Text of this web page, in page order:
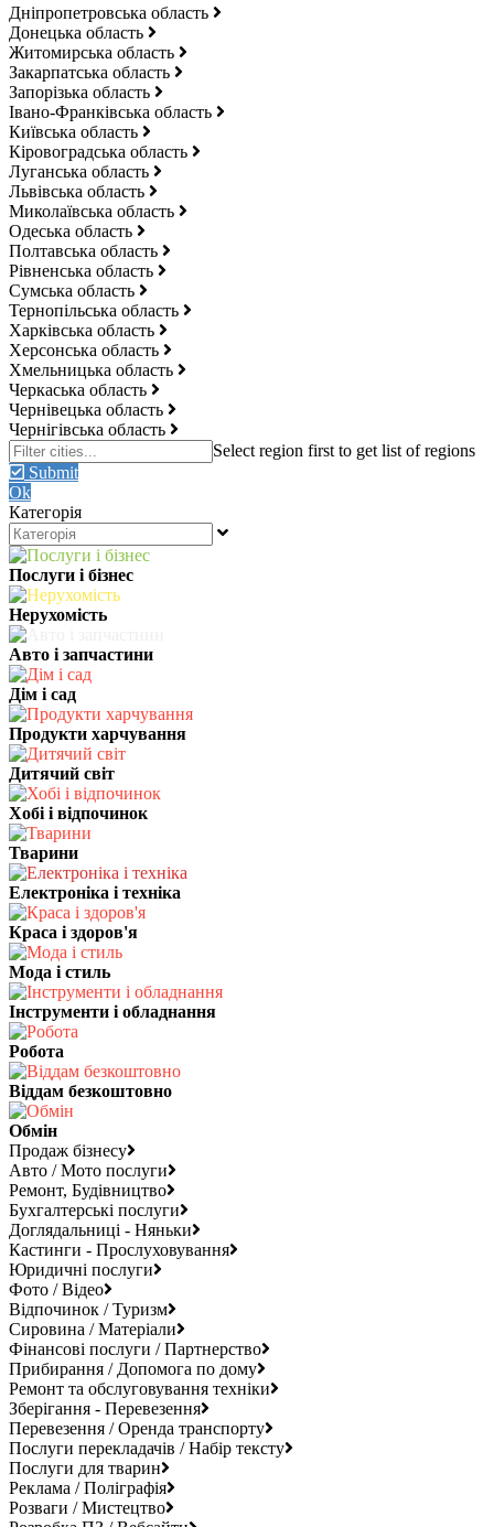
Дніпропетровська область
Донецька область
Житомирська область
Закарпатська область
Запорізька область
Івано-Франківська область
Київська область
Кіровоградська область
Луганська область
Львівська область
Миколаївська область
Одеська область
Полтавська область
Рівненська область
Сумська область
Тернопільська область
Харківська область
Херсонська область
Хмельницька область
Черкаська область
Чернівецька область
Чернігівська область
Submit
Ok
Категорія
Послуги і бізнес
Нерухомість
Авто і запчастини
Дім і сад
Продукти харчування
Дитячий світ
Хобі і відпочинок
Тварини
Електроніка і техніка
Краса і здоров'я
Мода і стиль
Інструменти і обладнання
Робота
Віддам безкоштовно
Обмін
Продаж бізнесу
Авто / Мото послуги
Ремонт, Будівництво
Бухгалтерські послуги
Доглядальниці - Няньки
Кастинги - Прослуховування
Юридичні послуги
Фото / Відео
Відпочинок / Туризм
Сировина / Матеріали
Фінансові послуги / Партнерство
Прибирання / Допомога по дому
Ремонт та обслуговування техніки
Зберігання - Перевезення
Перевезення / Оренда транспорту
Послуги перекладачів / Набір тексту
Послуги для тварин
Реклама / Поліграфія
Розваги / Мистецтво